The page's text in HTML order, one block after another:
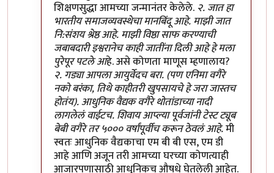
शिक्षणसुद्धा आमच्या जन्मानंतर केलेले. २. जात हा
भारतीय समाजव्यवस्थेचा मानबिंदू आहे. माझी जात
नि:संशय श्रेष्ठ आहे. माझी विष्ठा साफ करण्याची
जबाबदारी इश्वरानेच काही जातींना दिली आहे हे मला
पुरेपूर पटले आहे. असे कोणता माणूस म्हणालाय?
२. गड्या आपला आयुर्वेदच बरा. (पण एनिमा वगैरे
नको बरंका, तिथे काहीतरी खुपसायचे हे जरा जास्तच
होतंय). आधुनिक वैद्यक वगैरे थोतांडाच्या नादी
लागलेलं वाईटच. शिवाय आप्ल्या पूर्वजांनी टेस्ट ट्यूब
बेबी वगैरे तर ५००० वर्षांपूर्वीच करून ठेवलं आहे.मी
स्वतः आधुनिक वैद्यकाचा एम बी बी एस, एम डी
आहे आणि अजून तरी आमच्या घरच्या कोणत्याही
आजारपणासाठी आधुनिकच औषधे घेतलेली आहेत.